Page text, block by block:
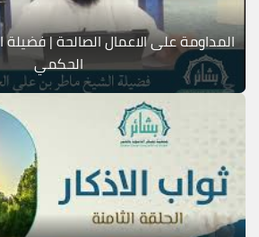
المداومة على الاعمال الصالحة |
الحكمي